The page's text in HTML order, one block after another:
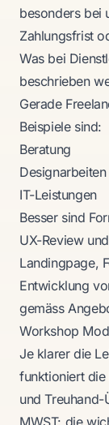
besonders bei
Zahlungsfrist
Was bei
beschrieben
Gerade
Beispiele sind:
Beratung
Designarbeiten
IT-Leistungen
Besser sind
UX-Review
Landingpage,
Entwicklung
gemäss
Workshop
Je klarer die
funktioniert die
und Treuhand-